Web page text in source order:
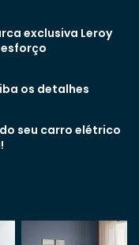
exclusiva Leroy
os detalhes
seu carro elétrico